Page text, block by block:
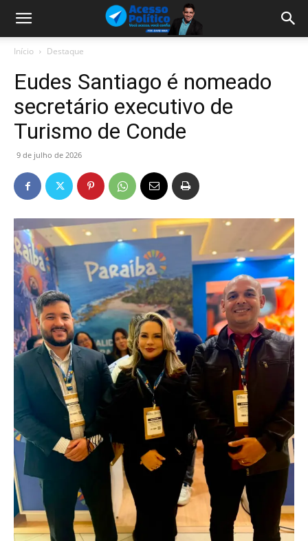
Início Destaque
Eudes Santiago é nomeado
secretário executivo de
Turismo de Conde
9 de julho de 2026